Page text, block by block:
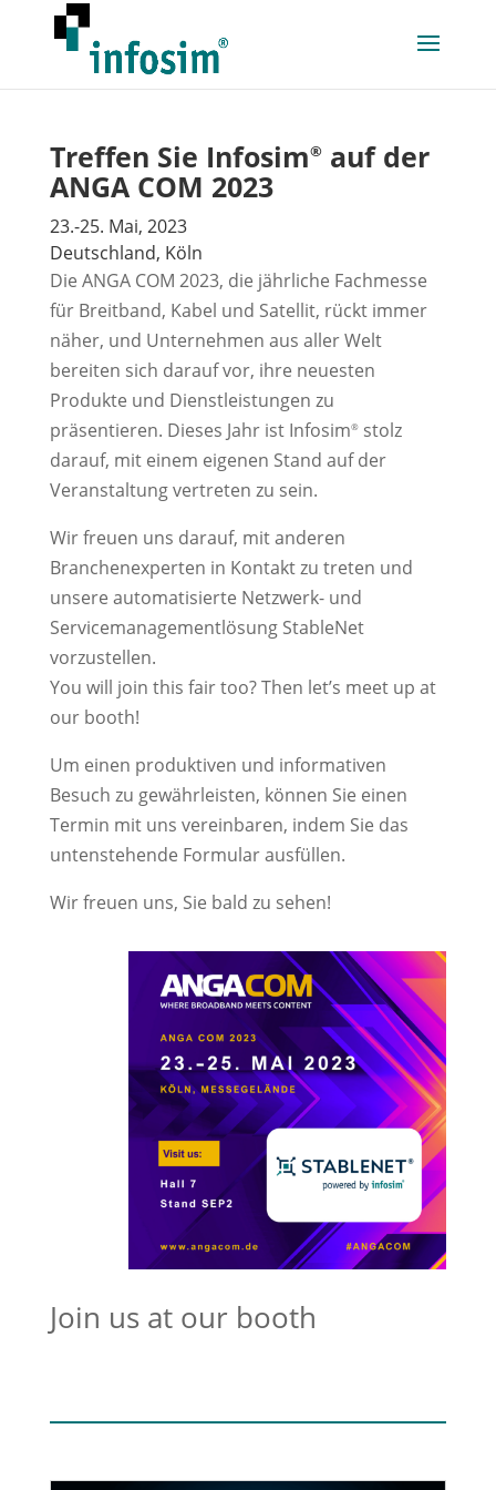
Treffen Sie Infosim®auf der
ANGA COM 2023
23.-25. Mai, 2023
Deutschland, Köln
Die ANGA COM 2023, die jährliche Fachmesse
für Breitband, Kabel und Satellit, rückt immer
näher, und Unternehmen aus aller Welt
bereiten sich darauf vor, ihre neuesten
Produkte und Dienstleistungen zu
präsentieren. Dieses Jahr ist Infosim®stolz
darauf, mit einem eigenen Stand auf der
Veranstaltung vertreten zu sein.
Wir freuen uns darauf, mit anderen
Branchenexperten in Kontakt zu treten und
unsere automatisierte Netzwerk- und
Servicemanagementlösung StableNet
vorzustellen.
You will join this fair too? Then let’s meet up at
our booth!
Um einen produktiven und informativen
Besuch zu gewährleisten, können Sie einen
Termin mit uns vereinbaren, indem Sie das
untenstehende Formular ausfüllen.
Wir freuen uns, Sie bald zu sehen!
Join us at our booth